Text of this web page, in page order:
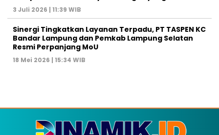
3 Juli 2026 | 11:39 WIB
Sinergi Tingkatkan Layanan Terpadu, PT TASPEN KC
Bandar Lampung dan Pemkab Lampung Selatan
Resmi Perpanjang MoU
18 Mei 2026 | 15:34 WIB